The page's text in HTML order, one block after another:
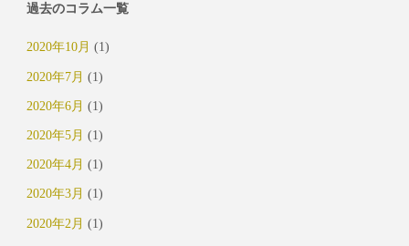
過去のコラム一覧
2020年10月 (1)
2020年7月 (1)
2020年6月 (1)
2020年5月 (1)
2020年4月 (1)
2020年3月 (1)
2020年2月 (1)